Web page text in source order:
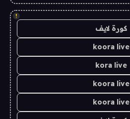
!
كورة لايف
koora live
kora live
koora live
koora live